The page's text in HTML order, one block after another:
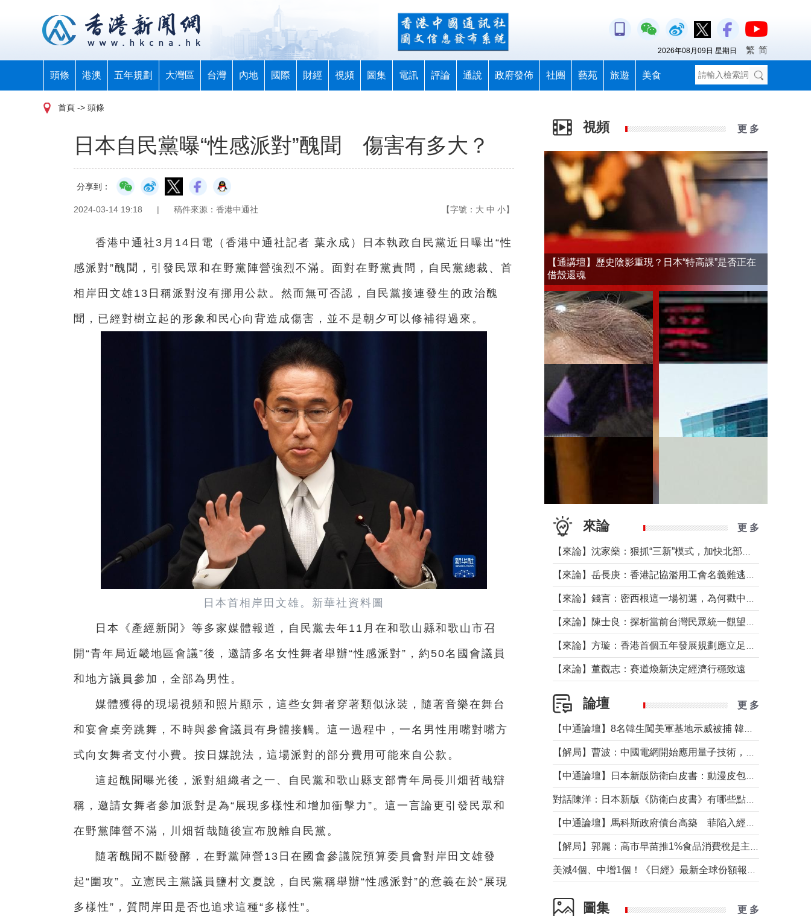
頭條 港澳 五年規劃 大灣區 台灣 內地 國際 財經 視頻 圖集 電訊 評論 通說 政府發佈 社團 藝苑 旅遊 美食
2026年08月09日 星期日 繁 简
首頁 -> 頭條
日本自民黨曝“性感派對”醜聞 傷害有多大？
分享到：
2024-03-14 19:18 | 稿件來源：香港中通社 【字號： 大 中 小】
香港中通社3月14日電（香港中通社記者 葉永成）日本執政自民黨近日曝出“性
感派對”醜聞，引發民眾和在野黨陣營強烈不滿。面對在野黨責問，自民黨總裁、首
相岸田文雄13日稱派對沒有挪用公款。然而無可否認，自民黨接連發生的政治醜
聞，已經對樹立起的形象和民心向背造成傷害，並不是朝夕可以修補得過來。
日本首相岸田文雄 。 新華社資料圖
日本《產經新聞》等多家媒體報道，自民黨去年11月在和歌山縣和歌山市召
開“青年局近畿地區會議”後，邀請多名女性舞者舉辦“性感派對”，約50名國會議員
和地方議員參加，全部為男性。
媒體獲得的現場視頻和照片顯示，這些女舞者穿著類似泳裝，隨著音樂在舞台
和宴會桌旁跳舞，不時與參會議員有身體接觸。這一過程中，一名男性用嘴對嘴方
式向女舞者支付小費。按日媒說法，這場派對的部分費用可能來自公款。
這起醜聞曝光後，派對組織者之一、自民黨和歌山縣支部青年局長川畑哲哉辯
稱，邀請女舞者參加派對是為“展現多樣性和增加衝擊力”。這一言論更引發民眾和
在野黨陣營不滿，川畑哲哉隨後宣布脫離自民黨。
隨著醜聞不斷發酵，在野黨陣營13日在國會參議院預算委員會對岸田文雄發
起“圍攻”。立憲民主黨議員鹽村文夏說，自民黨稱舉辦“性感派對”的意義在於“展現
多樣性”，質問岸田是否也追求這種“多樣性”。
視頻 更 多
【通講壇】歷史陰影重現？日本“特高課”是否正在
借殼還魂
來論 更 多
【來論】董觀志：賽道煥新決定經濟行穩致遠
論壇 更 多
圖集 更 多